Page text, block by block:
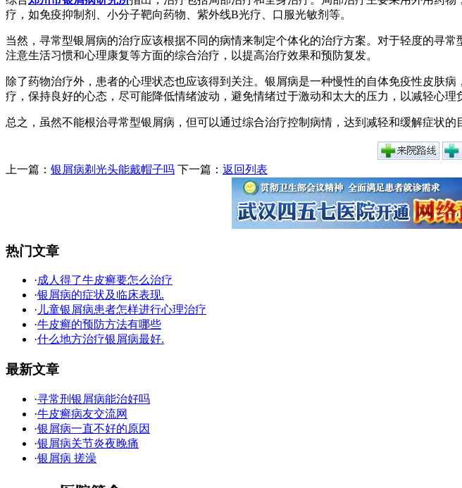
疗，如免疫抑制剂、小分子靶向药物、紫外线B光疗、口服光敏剂等。
当然，寻常型银屑病的治疗应该根据不同的病情来制定个体化的治疗方案。对于轻度的寻
注意生活习惯和心理康复等方面的综合治疗，以提高治疗效果和预防复发。
除了药物治疗外，患者的心理状态也应该得到关注。银屑病是一种慢性的自体免疫性皮肤
疗，保持良好的心态，尽可能降低情绪波动，避免情绪过于激动和太大的压力，以减轻心理
总之，虽然不能根治寻常型银屑病，但可以通过综合治疗控制病情，达到减轻和缓解症状
上一篇： 银屑病剃光头能戴帽子吗 下一篇： 返回列表
热门文章
·成人得了牛皮癣要怎么治疗
·银屑病的症状及临床表现.
· 儿童银屑病患者怎样进行心理治疗
·牛皮癣的预防方法有哪些
·什么地方治疗银屑病最好.
最新文章
·寻常刑银屑病能治好吗
·牛皮癣病友交流网
·银屑病一直不好的原因
·银屑病关节炎夜晚痛
·银屑病 搓澡